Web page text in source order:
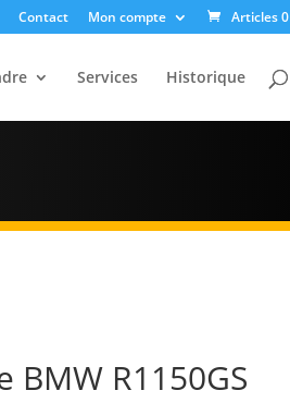
Contact Mon compte Articles 0
Services Historique
R1150GS